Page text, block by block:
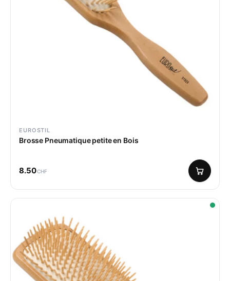
EUROSTIL
Brosse Pneumatique petite en Bois
8.50CHF